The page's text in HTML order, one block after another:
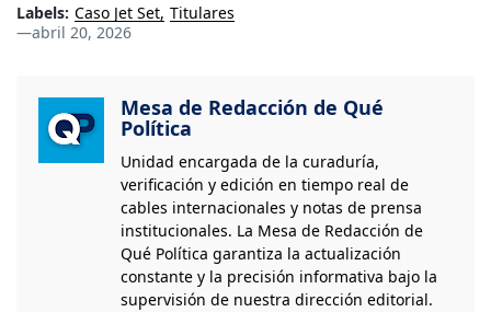
Labels: Caso Jet Set Titulares
—abril 20, 2026
Mesa de Redacción de Qué
Política
Unidad encargada de la curaduría,
verificación y edición en tiempo real de
cables internacionales y notas de prensa
institucionales. La Mesa de Redacción de
Qué Política garantiza la actualización
constante y la precisión informativa bajo la
supervisión de nuestra dirección editorial.